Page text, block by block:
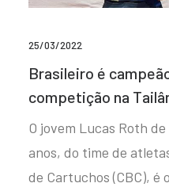
25/03/2022
Brasileiro é
competição na
O jovem Lucas Roth
anos, do time de
de Cartuchos (CBC), é